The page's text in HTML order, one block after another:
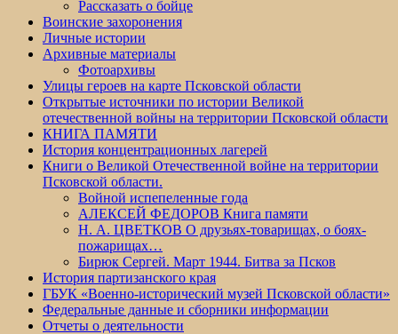
Рассказать о бойце
Воинские захоронения
Личные истории
Архивные материалы
Фотоархивы
Улицы героев на карте Псковской области
Открытые источники по истории Великой
отечественной войны на территории Псковской области
КНИГА ПАМЯТИ
История концентрационных лагерей
Книги о Великой Отечественной войне на территории
Псковской области.
Войной испепеленные года
АЛЕКСЕЙ ФЕДОРОВ Книга памяти
Н. А. ЦВЕТКОВ О друзьях-товарищах, о боях-
пожарищах…
Бирюк Сергей. Март 1944. Битва за Псков
История партизанского края
ГБУК «Военно-исторический музей Псковской области»
Федеральные данные и сборники информации
Отчеты о деятельности